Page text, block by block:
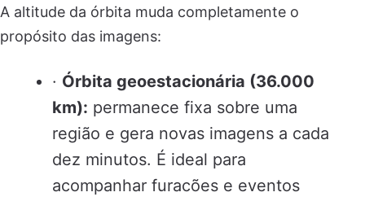
A altitude da órbita muda completamente o
propósito das imagens:
· Órbita geoestacionária (36.000
km): permanece fixa sobre uma
região e gera novas imagens a cada
dez minutos. É ideal para
acompanhar furacões e eventos